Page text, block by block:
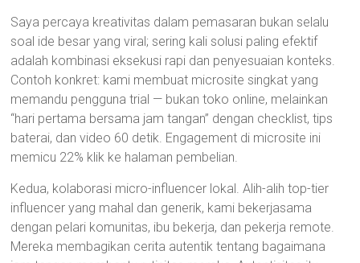
Saya percaya kreativitas dalam pemasaran bukan selalu
soal ide besar yang viral; sering kali solusi paling efektif
adalah kombinasi eksekusi rapi dan penyesuaian konteks.
Contoh konkret: kami membuat microsite singkat yang
memandu pengguna trial — bukan toko online, melainkan
“hari pertama bersama jam tangan” dengan checklist, tips
baterai, dan video 60 detik. Engagement di microsite ini
memicu 22% klik ke halaman pembelian.
Kedua, kolaborasi micro-influencer lokal. Alih-alih top-tier
influencer yang mahal dan generik, kami bekerjasama
dengan pelari komunitas, ibu bekerja, dan pekerja remote.
Mereka membagikan cerita autentik tentang bagaimana